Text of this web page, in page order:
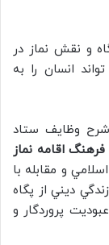
و نقش نماز در
انسان را به
وظايف ستاد
فرهنگ اقامه نماز
و مقابله با
ديني از پگاه
پروردگار و